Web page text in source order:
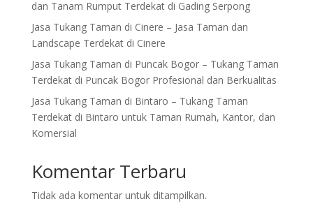
dan Tanam Rumput Terdekat di Gading Serpong
Jasa Tukang Taman di Cinere – Jasa Taman dan
Landscape Terdekat di Cinere
Jasa Tukang Taman di Puncak Bogor – Tukang Taman
Terdekat di Puncak Bogor Profesional dan Berkualitas
Jasa Tukang Taman di Bintaro – Tukang Taman
Terdekat di Bintaro untuk Taman Rumah, Kantor, dan
Komersial
Komentar Terbaru
Tidak ada komentar untuk ditampilkan.